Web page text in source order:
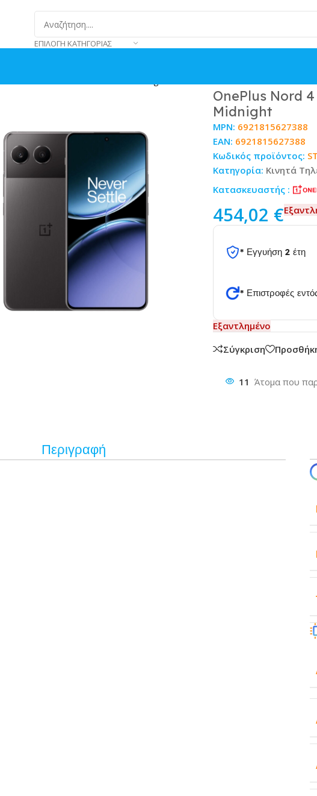
ΕΠΙΛΟΓΉ ΚΑΤΗΓΟΡΊΑΣ
Κάντε κλικ για μεγέθυνση
OnePlus Nord
Midnight
Κατασκευαστής :
MPN: 6921815627388
EAN: 6921815627388
Κωδικός προϊόντος:
Κατηγορία: Κινητά
454,02 €
* Εγγυήση 2 έτη
* Επιστροφές
Εξαντλημένο
Σύγκριση
11 Άτομα που
Περιγραφή